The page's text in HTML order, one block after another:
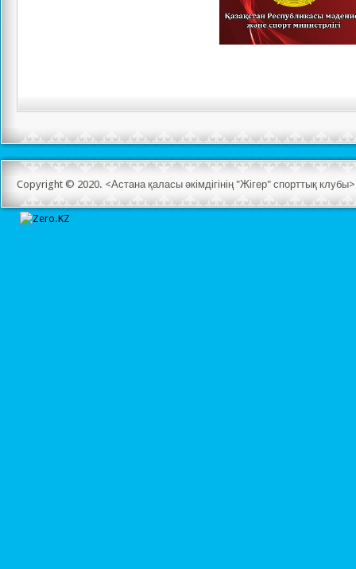
Copyright © 2020. <Астана қаласы әкімдігінің "Жігер" спорттық